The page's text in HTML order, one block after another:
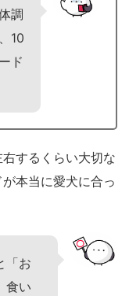
調
10
ド
するくらい大切な
本当に愛犬に合っ
「お
食い